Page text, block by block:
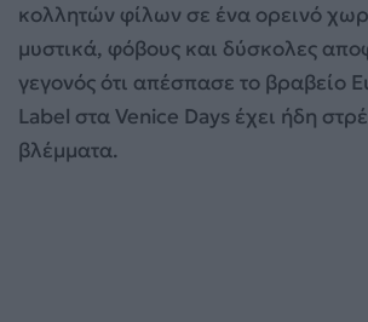
κολλητών φίλων σε ένα ορεινό
μυστικά, φόβους και δύσκολες
γεγονός ότι απέσπασε το βραβείο
Label στα Venice Days έχει ήδη
βλέμματα.